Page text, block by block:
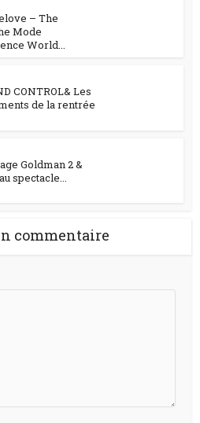
– The
Mode
World...
CONTROL& Les
de la rentrée
Goldman 2 &
spectacle...
commentaire